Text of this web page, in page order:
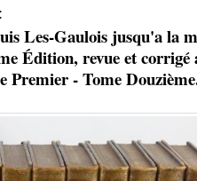
Les-Gaulois jusqu'a la
Édition, revue et corrigé
Premier - Tome